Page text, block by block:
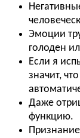
Эмоции
голоден
Если я
значит,
Даже
функцию.